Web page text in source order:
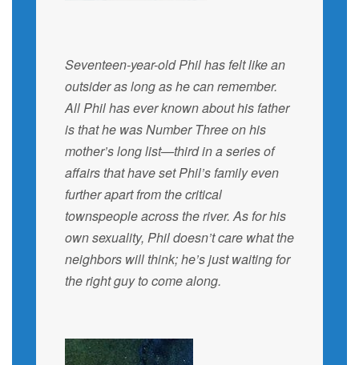
Seventeen-year-old Phil has felt like an
outsider as long as he can remember.
All Phil has ever known about his father
is that he was Number Three on his
mother’s long list—third in a series of
affairs that have set Phil’s family even
further apart from the critical
townspeople across the river. As for his
own sexuality, Phil doesn’t care what the
neighbors will think; he’s just waiting for
the right guy to come along.